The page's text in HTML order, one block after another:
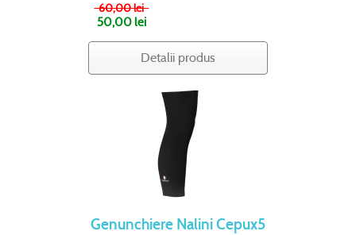
60,00 lei
50,00 lei
Detalii produs
Genunchiere Nalini Cepux5